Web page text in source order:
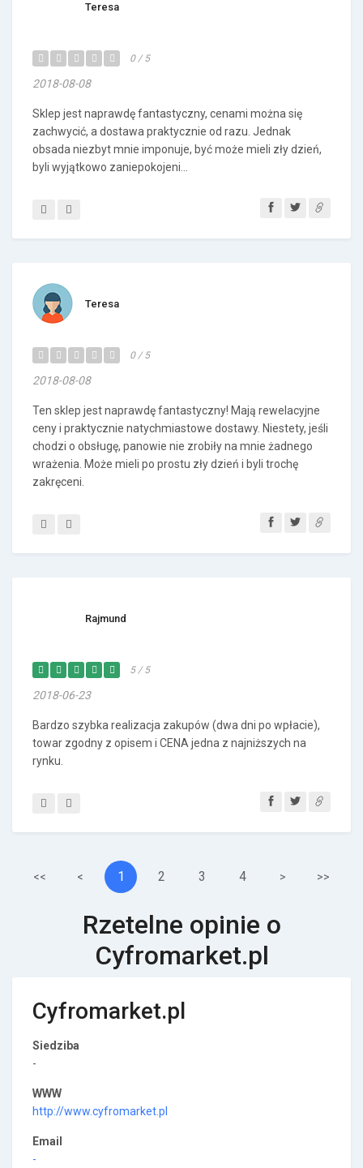
Teresa
0 / 5
2018-08-08
Sklep jest naprawdę fantastyczny, cenami można się
zachwycić, a dostawa praktycznie od razu. Jednak
obsada niezbyt mnie imponuje, być może mieli zły dzień,
byli wyjątkowo zaniepokojeni...
Teresa
0 / 5
2018-08-08
Ten sklep jest naprawdę fantastyczny! Mają rewelacyjne
ceny i praktycznie natychmiastowe dostawy. Niestety, jeśli
chodzi o obsługę, panowie nie zrobiły na mnie żadnego
wrażenia. Może mieli po prostu zły dzień i byli trochę
zakręceni.
Rajmund
5 / 5
2018-06-23
Bardzo szybka realizacja zakupów (dwa dni po wpłacie),
towar zgodny z opisem i CENA jedna z najniższych na
rynku.
<< < 1 2 3 4 > >>
Rzetelne opinie o
Cyfromarket.pl
Cyfromarket.pl
Siedziba
-
WWW
http://www.cyfromarket.pl
Email
-